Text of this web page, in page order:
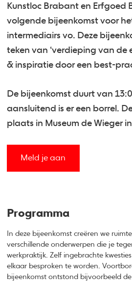
Kunstloc Brabant en Erfgoed
volgende bijeenkomst voor
intermediairs vo. Deze
teken van ‘verdieping van de
& inspiratie door een best-
De bijeenkomst duurt van
aansluitend is er een borrel.
plaats in Museum de Wieger
Meld je aan
Programma
In deze bijeenkomst creëren we
verschillende onderwerpen die je
werkpraktijk. Zelf ingebrachte
elkaar besproken te worden.
bijeenkomst ontstond bijvoorbeeld